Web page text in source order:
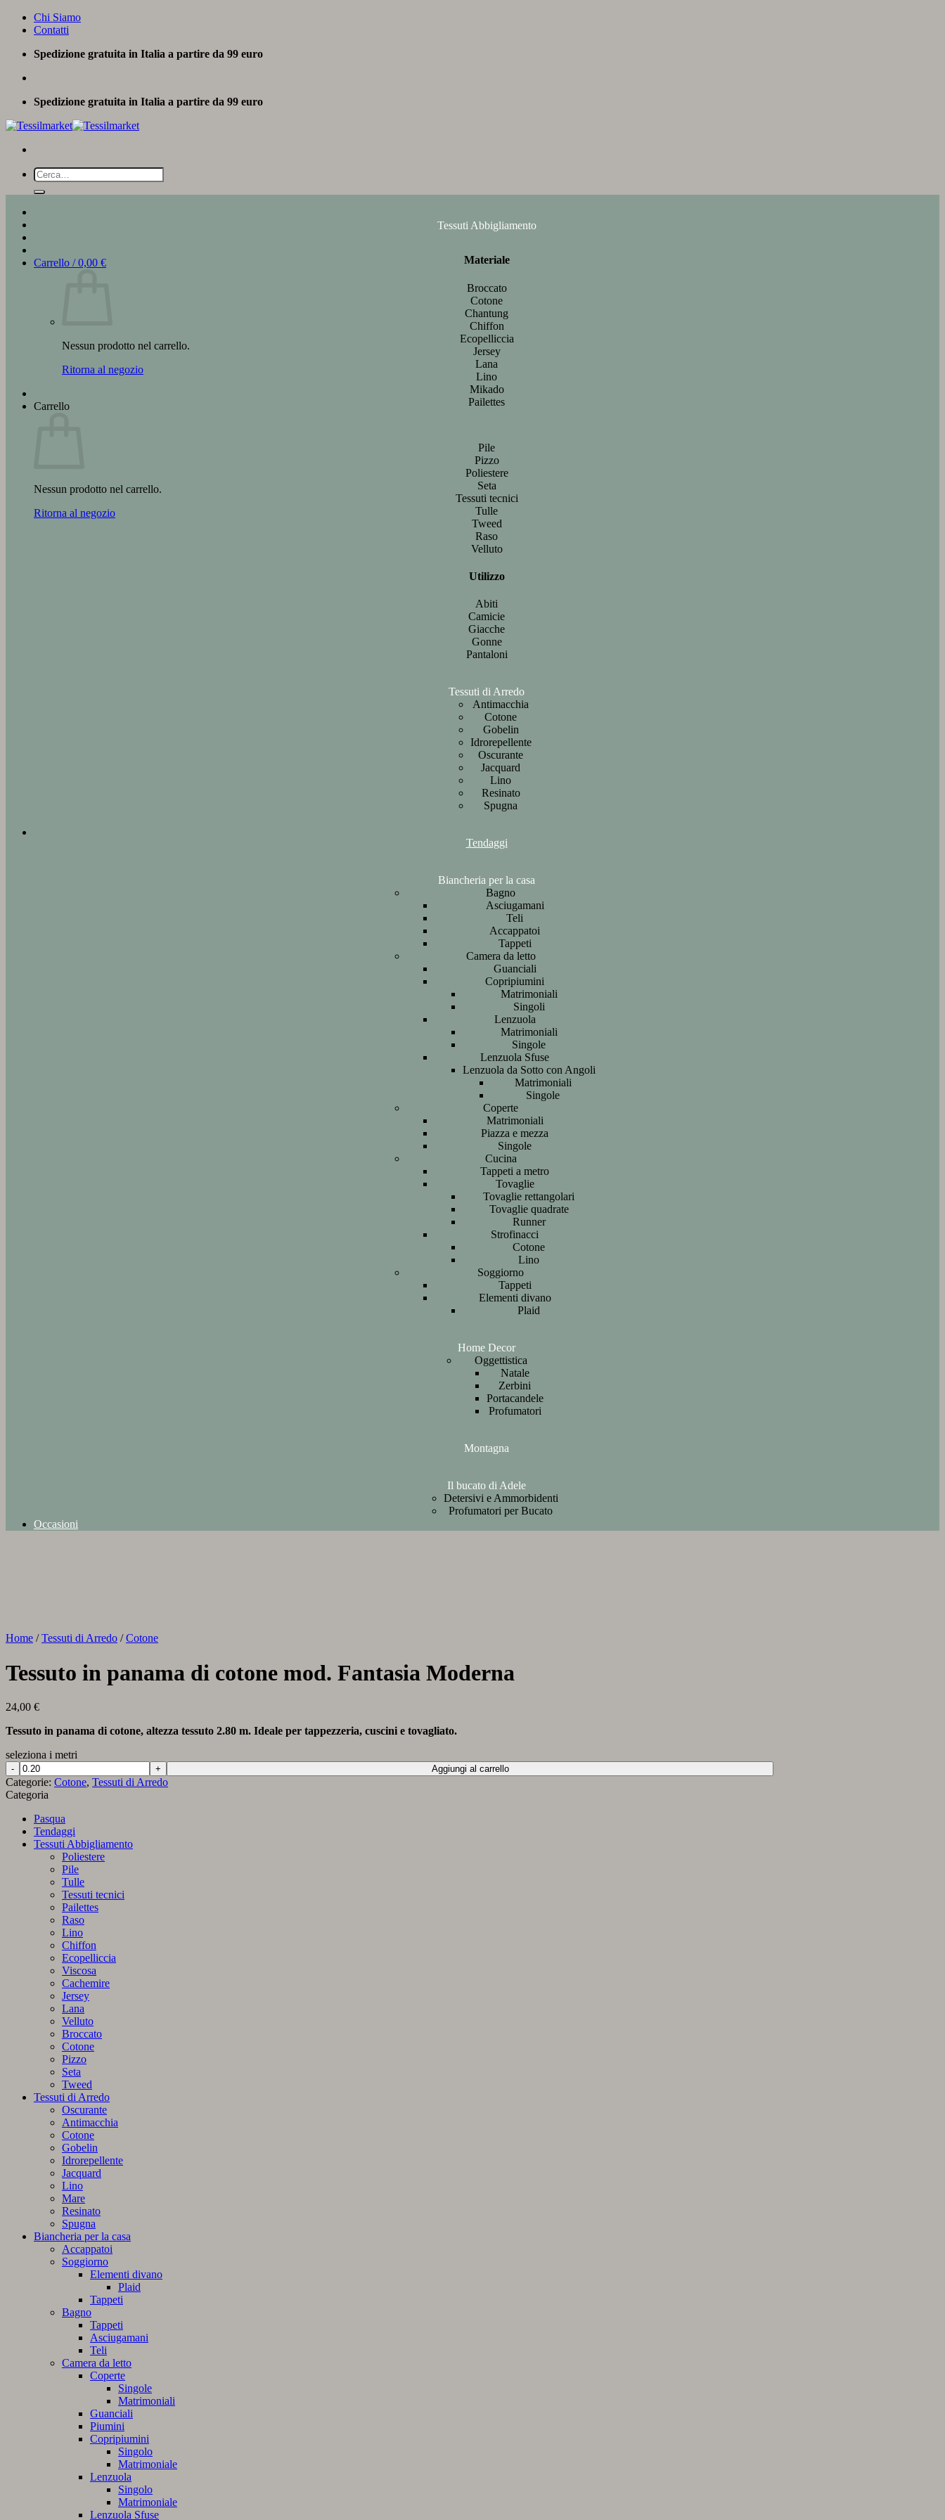
Salta
Chi Siamo
Contatti
Spedizione gratuita in Italia a partire da 99 euro
Spedizione gratuita in Italia a partire da 99 euro
Cerca:
Carrello /0,00 €
Nessun prodotto nel carrello.
Ritorna al negozio
Carrello
Nessun prodotto nel carrello.
Ritorna al negozio
Tessuti Abbigliamento
Materiale
Broccato
Cotone
Chantung
Chiffon
Ecopelliccia
Jersey
Lana
Lino
Mikado
Pailettes
Pile
Pizzo
Poliestere
Seta
Tessuti tecnici
Tulle
Tweed
Raso
Velluto
Utilizzo
Abiti
Camicie
Giacche
Gonne
Pantaloni
Tessuti di Arredo
Antimacchia
Cotone
Gobelin
Idrorepellente
Oscurante
Jacquard
Lino
Resinato
Spugna
Tendaggi
Biancheria per la casa
Bagno
Asciugamani
Teli
Accappatoi
Tappeti
Camera da letto
Guanciali
Copripiumini
Matrimoniali
Singoli
Lenzuola
Matrimoniali
Singole
Lenzuola Sfuse
Lenzuola da Sotto con Angoli
Matrimoniali
Singole
Coperte
Matrimoniali
Piazza e mezza
Singole
Cucina
Tappeti a metro
Tovaglie
Tovaglie rettangolari
Tovaglie quadrate
Runner
Strofinacci
Cotone
Lino
Soggiorno
Tappeti
Elementi divano
Plaid
Home Decor
Oggettistica
Natale
Zerbini
Portacandele
Profumatori
Montagna
Il bucato di Adele
Detersivi e Ammorbidenti
Profumatori per Bucato
Occasioni
Home / Tessuti di Arredo / Cotone
Tessuto in panama di cotone mod. Fantasia Moderna
24,00 €
Tessuto in panama di cotone, altezza tessuto 2.80 m. Ideale per tappezzeria, cuscini e tovagliato.
seleziona i metri
Tessuto
in
panama
cotone
mod.
Fantasia
Aggiungi al carrello
Categorie: Cotone, Tessuti di Arredo
Categoria
Pasqua
Tendaggi
Tessuti Abbigliamento
Poliestere
Pile
Tulle
Tessuti tecnici
Pailettes
Raso
Lino
Chiffon
Ecopelliccia
Viscosa
Cachemire
Jersey
Lana
Velluto
Broccato
Cotone
Pizzo
Seta
Tweed
Tessuti di Arredo
Oscurante
Antimacchia
Cotone
Gobelin
Idrorepellente
Jacquard
Lino
Mare
Resinato
Spugna
Biancheria per la casa
Accappatoi
Soggiorno
Elementi divano
Plaid
Tappeti
Bagno
Tappeti
Asciugamani
Teli
Camera da letto
Coperte
Singole
Matrimoniali
Guanciali
Piumini
Copripiumini
Singolo
Matrimoniale
Lenzuola
Singolo
Matrimoniale
Lenzuola Sfuse